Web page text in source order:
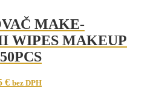
MAKE-
WIPES MAKEUP
€Current
bez DPH